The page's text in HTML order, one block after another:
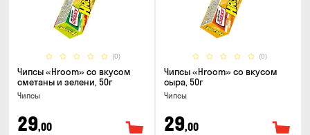
(0)
Чипсы «Hroom» со вкусом
сметаны и зелени, 50г
Чипсы
29,00
(0)
Чипсы «Hroom» со вкусом
сыра, 50г
Чипсы
29,00